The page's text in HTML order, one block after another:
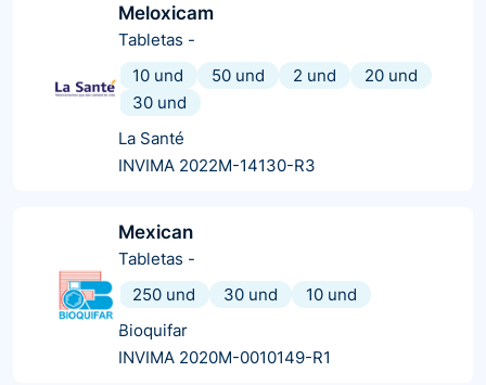
Meloxicam
Tabletas -
10 und
50 und 2 und
20 und
30 und
La Santé
INVIMA 2022M-14130-R3
Mexican
Tabletas -
250 und
30 und
10 und
Bioquifar
INVIMA 2020M-0010149-R1